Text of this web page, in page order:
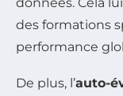
des formations
performance
De plus, l’auto-